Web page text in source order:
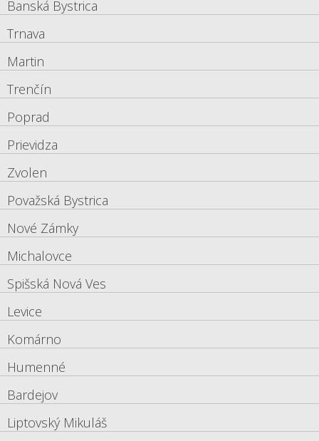
Banská Bystrica
Trnava
Martin
Trenčín
Poprad
Prievidza
Zvolen
Považská Bystrica
Nové Zámky
Michalovce
Spišská Nová Ves
Levice
Komárno
Humenné
Bardejov
Liptovský Mikuláš